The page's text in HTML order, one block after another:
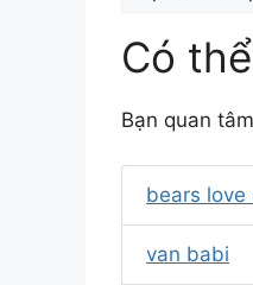
Có
Bạn quan
bears love
van babi